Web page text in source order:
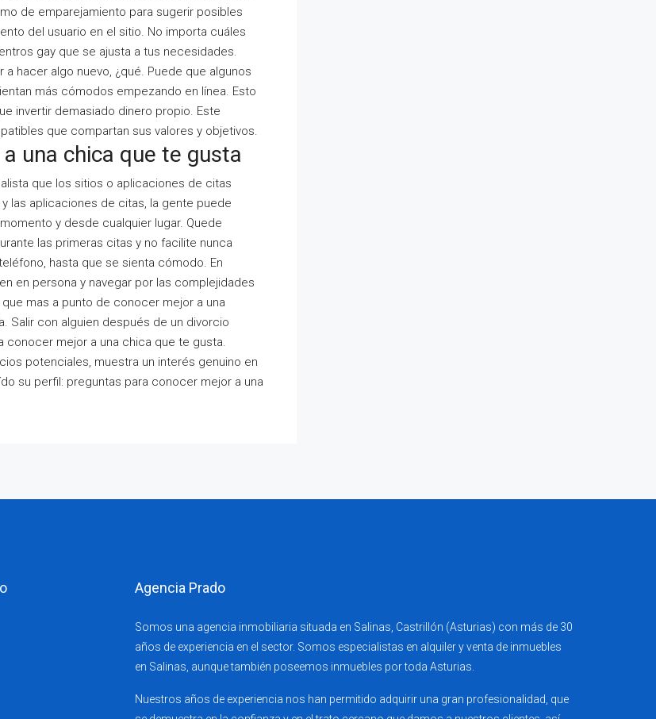
de emparejamiento para sugerir posibles
del usuario en el sitio. No importa cuáles
gay que se ajusta a tus necesidades.
hacer algo nuevo, ¿qué. Puede que algunos
más cómodos empezando en línea. Esto
invertir demasiado dinero propio. Este
que compartan sus valores y objetivos.
una chica que te gusta
que los sitios o aplicaciones de citas
las aplicaciones de citas, la gente puede
y desde cualquier lugar. Quede
las primeras citas y no facilite nunca
hasta que se sienta cómodo. En
en persona y navegar por las complejidades
mas a punto de conocer mejor a una
Salir con alguien después de un divorcio
conocer mejor a una chica que te gusta.
potenciales, muestra un interés genuino en
su perfil: preguntas para conocer mejor a una
Agencia Prado
Somos una agencia inmobiliaria situada en Salinas, Castrillón (Asturias) con más de 30
años de experiencia en el sector. Somos especialistas en alquiler y venta de inmuebles
en Salinas, aunque también poseemos inmuebles por toda Asturias.
Nuestros años de experiencia nos han permitido adquirir una gran profesionalidad, que